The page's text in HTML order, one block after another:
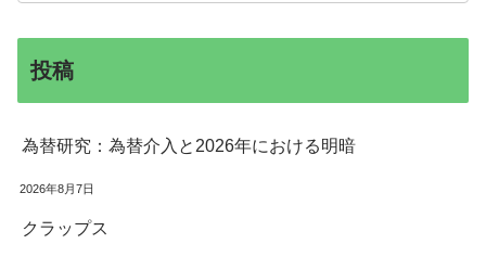
投稿
為替研究：為替介入と2026年における明暗
2026年8月7日
クラップス